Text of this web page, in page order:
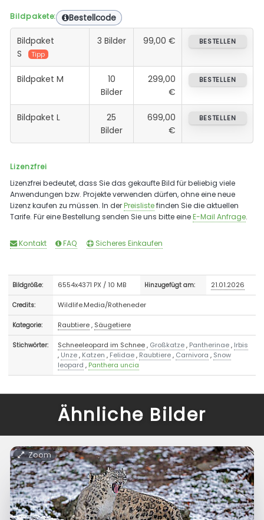
Bildpakete: Bestellcode
Bildpaket
S
Tipp
3 Bilder 99,00 € BESTELLEN
Bildpaket M
10
Bilder
299,00
€
BESTELLEN
Bildpaket L
25
Bilder
699,00
€
BESTELLEN
Lizenzfrei
Lizenzfrei bedeutet, dass Sie das gekaufte Bild für beliebig viele
Anwendungen bzw. Projekte verwenden dürfen, ohne eine neue
Lizenz kaufen zu müssen. In derPreislistefinden Sie die aktuellen
Tarife. Für eine Bestellung senden Sie uns bitte eineE-Mail Anfrage.
Kontakt FAQ Sicheres Einkaufen
Bildgröße: 6554x4371 PX / 10 MB Hinzugefügt am: 21.01.2026
Credits: Wildlife.Media/Rotheneder
Kategorie: Raubtiere, Säugetiere
Stichwörter: Schneeleopard im Schnee, Großkatze, Pantherinae, Irbis
, Unze, Katzen , Felidae, Raubtiere, Carnivora , Snow
leopard , Panthera uncia
Ähnliche Bilder
Zoom